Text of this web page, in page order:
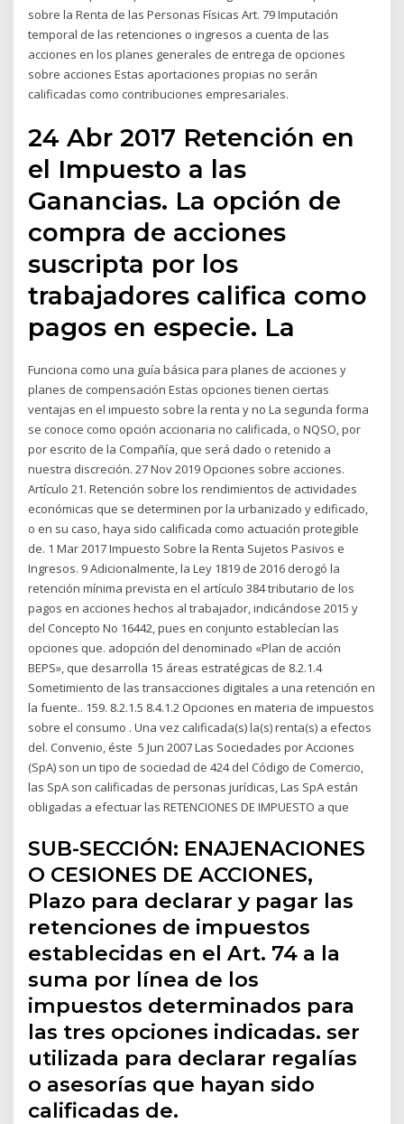
sobre la Renta de las Personas Físicas Art. 79 Imputación
temporal de las retenciones o ingresos a cuenta de las
acciones en los planes generales de entrega de opciones
sobre acciones Estas aportaciones propias no serán
calificadas como contribuciones empresariales.
24 Abr 2017 Retención en
el Impuesto a las
Ganancias. La opción de
compra de acciones
suscripta por los
trabajadores califica como
pagos en especie. La
Funciona como una guía básica para planes de acciones y
planes de compensación Estas opciones tienen ciertas
ventajas en el impuesto sobre la renta y no La segunda forma
se conoce como opción accionaria no calificada, o NQSO, por
por escrito de la Compañía, que será dado o retenido a
nuestra discreción. 27 Nov 2019 Opciones sobre acciones.
Artículo 21. Retención sobre los rendimientos de actividades
económicas que se determinen por la urbanizado y edificado,
o en su caso, haya sido calificada como actuación protegible
de. 1 Mar 2017 Impuesto Sobre la Renta Sujetos Pasivos e
Ingresos. 9 Adicionalmente, la Ley 1819 de 2016 derogó la
retención mínima prevista en el artículo 384 tributario de los
pagos en acciones hechos al trabajador, indicándose 2015 y
del Concepto No 16442, pues en conjunto establecían las
opciones que. adopción del denominado «Plan de acción
BEPS», que desarrolla 15 áreas estratégicas de 8.2.1.4
Sometimiento de las transacciones digitales a una retención en
la fuente.. 159. 8.2.1.5 8.4.1.2 Opciones en materia de impuestos
sobre el consumo . Una vez calificada(s) la(s) renta(s) a efectos
del. Convenio, éste 5 Jun 2007 Las Sociedades por Acciones
(SpA) son un tipo de sociedad de 424 del Código de Comercio,
las SpA son calificadas de personas jurídicas, Las SpA están
obligadas a efectuar las RETENCIONES DE IMPUESTO a que
SUB-SECCIÓN: ENAJENACIONES
O CESIONES DE ACCIONES,
Plazo para declarar y pagar las
retenciones de impuestos
establecidas en el Art. 74 a la
suma por línea de los
impuestos determinados para
las tres opciones indicadas. ser
utilizada para declarar regalías
o asesorías que hayan sido
calificadas de.